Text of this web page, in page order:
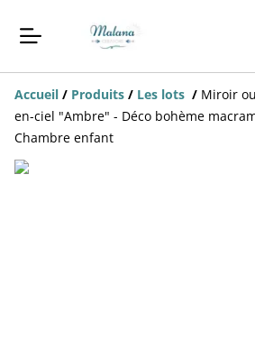
Accueil / Produits / Les lots / Miroir
en-ciel "Ambre" - Déco bohème
Chambre enfant